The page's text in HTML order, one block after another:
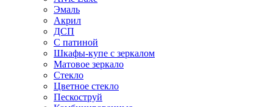
Эмаль
Акрил
ДСП
С патиной
Шкафы-купе с зеркалом
Матовое зеркало
Стекло
Цветное стекло
Пескоструй